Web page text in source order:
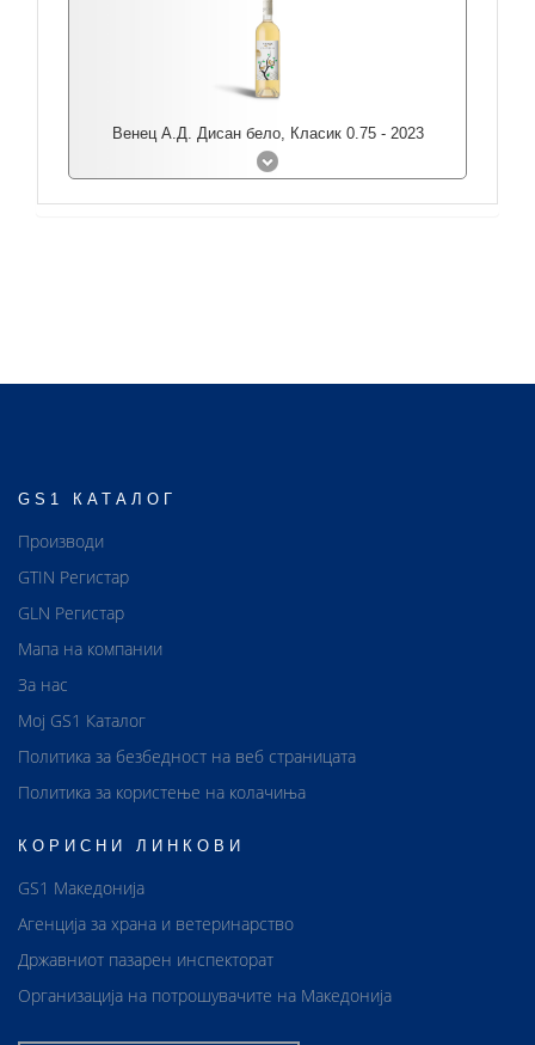
Венец А.Д. Дисан бело, Класик 0.75 - 2023
GS1 КАТАЛОГ
Производи
GTIN Регистар
GLN Регистар
Мапа на компании
За нас
Мој GS1 Каталог
Политика за безбедност на веб страницата
Политика за користење на колачиња
КОРИСНИ ЛИНКОВИ
GS1 Македонија
Агенција за храна и ветеринарство
Државниот пазарен инспекторат
Организација на потрошувачите на Македонија